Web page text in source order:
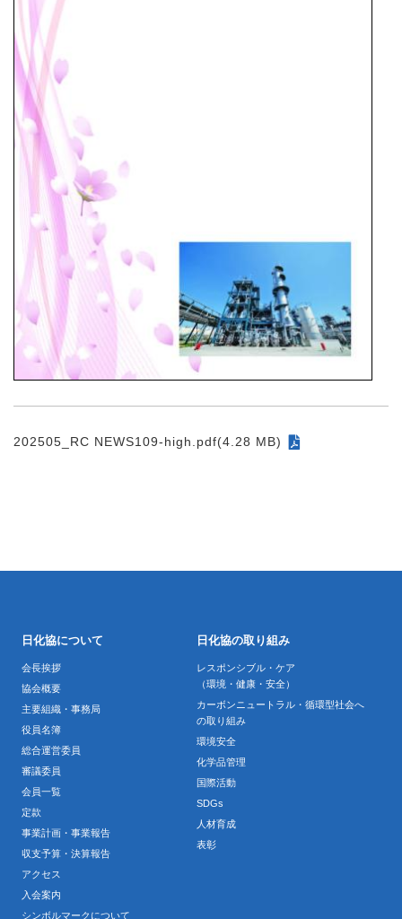
202505_RC NEWS109-high.pdf(4.28 MB)
日化協について
会長挨拶
協会概要
主要組織・事務局
役員名簿
総合運営委員
審議委員
会員一覧
定款
事業計画・事業報告
収支予算・決算報告
アクセス
入会案内
シンボルマークについて
日化協の取り組み
レスポンシブル・ケア
（環境・健康・安全）
カーボンニュートラル・循環型社会へ
の取り組み
環境安全
化学品管理
国際活動
SDGs
人材育成
表彰